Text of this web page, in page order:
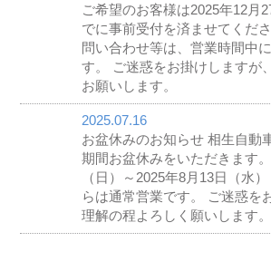
ご希望のお客様は2025年12月
でに事前受付を済ませてくだ
問い合わせ等は、営業時間中
す。 ご迷惑をお掛けしますが
お願いします。
2025.07.16
お盆休みのお知らせ 相生自動
期間お盆休みをいただきます
（日）～2025年8月13日（水
らは通常営業です。 ご迷惑を
理解の程よろしく願いします。